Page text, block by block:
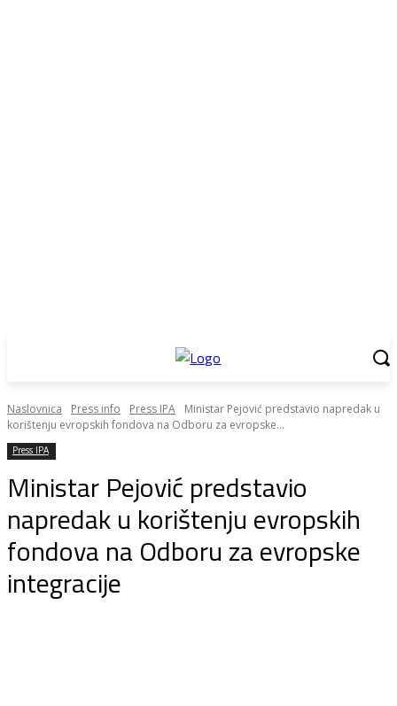
Naslovnica Press info Press IPA
Ministar Pejović predstavio napredak u
korištenju evropskih fondova na Odboru za evropske...
Press IPA
Ministar Pejović predstavio
napredak u korištenju evropskih
fondova na Odboru za evropske
integracije